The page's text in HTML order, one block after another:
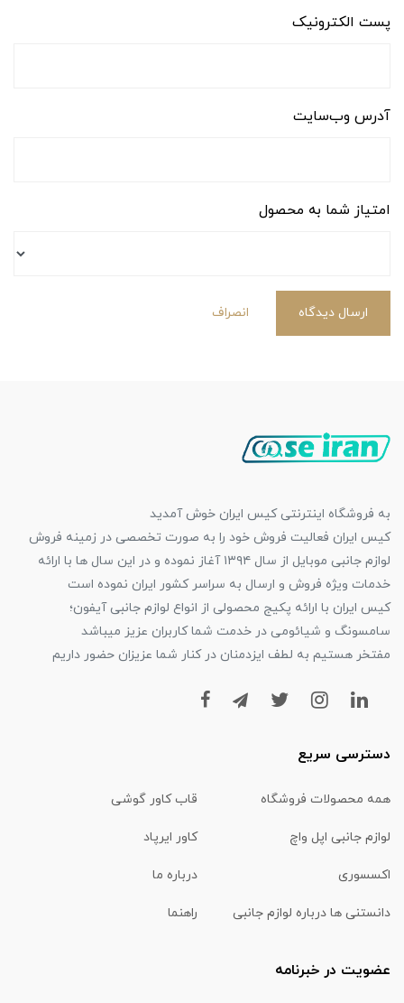
پست الکترونیک
آدرس وب‌سایت
امتیاز شما به محصول
ارسال دیدگاه انصراف
به فروشگاه اینترنتی کیس ایران خوش آمدید
کیس ایران فعالیت فروش خود را به صورت تخصصی در زمینه فروش
لوازم جانبی موبایل از سال ۱۳۹۴ آغاز نموده و در این سال ها با ارائه
خدمات ویژه فروش و ارسال به سراسر کشور ایران نموده است
کیس ایران با ارائه پکیج محصولی از انواع لوازم جانبی آیفون؛
سامسونگ و شیائومی در خدمت شما کاربران عزیز میباشد
مفتخر هستیم به لطف ایزدمنان در کنار شما عزیزان حضور داریم
دسترسی سریع
همه محصولات فروشگاه قاب کاور گوشی
لوازم جانبی اپل واچ کاور ایرپاد
اکسسوری درباره ما
دانستنی ها درباره لوازم جانبی راهنما
عضویت در خبرنامه